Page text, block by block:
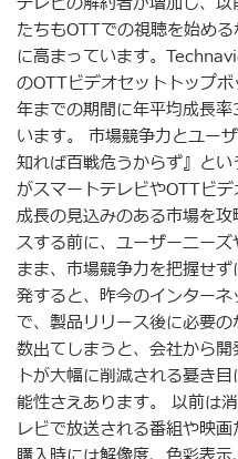
たちもOTTでの視聴を始め
に高まっています。
のOTTビデオセットトップ
年までの期間に年平均成長
います。 市場競争力とユー
知れば百戦危うからず』と
がスマートテレビやOTTビ
成長の見込みのある市場を
スする前に、ユーザーニー
まま、市場競争力を把握せ
発すると、昨今のインター
で、製品リリース後に必要
数出てしまうと、会社から
トが大幅に削減される憂き
能性さえあります。 以前は
レビで放送される番組や映